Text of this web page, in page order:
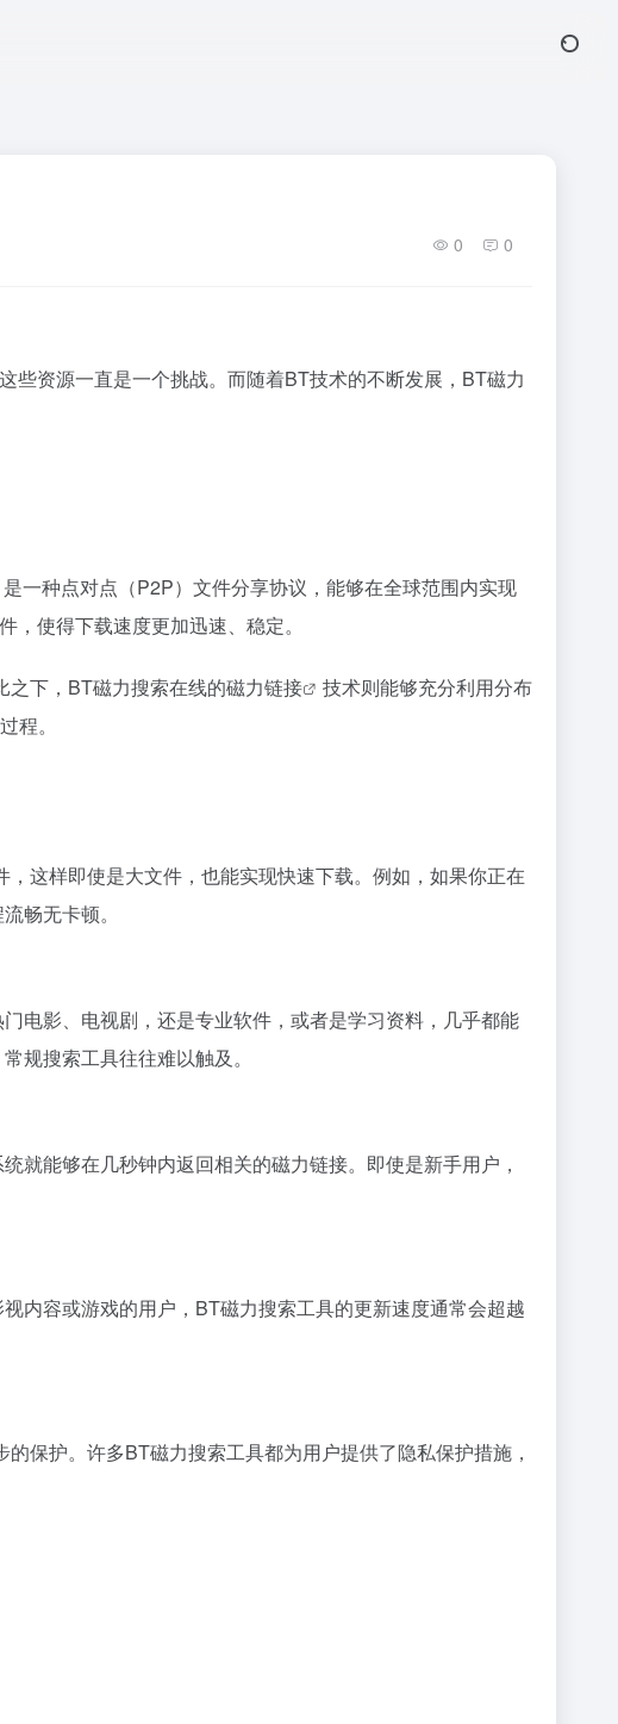
0 0
些资源一直是一个挑战。而随着BT技术的不断发展，BT磁力
一种点对点（P2P）文件分享协议，能够在全球范围内实现
使得下载速度更加迅速、稳定。
之下，BT磁力搜索在线的磁力链接
技术则能够充分利用分布
程。
，这样即使是大文件，也能实现快速下载。例如，如果你正在
畅无卡顿。
电影、电视剧，还是专业软件，或者是学习资料，几乎都能
规搜索工具往往难以触及。
就能够在几秒钟内返回相关的磁力链接。即使是新手用户，
内容或游戏的用户，BT磁力搜索工具的更新速度通常会超越
保护。许多BT磁力搜索工具都为用户提供了隐私保护措施，